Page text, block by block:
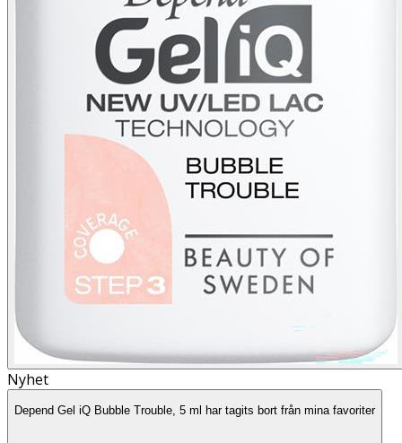
Nyhet
Depend Gel iQ Bubble Trouble, 5 ml har tagits bort från mina favoriter